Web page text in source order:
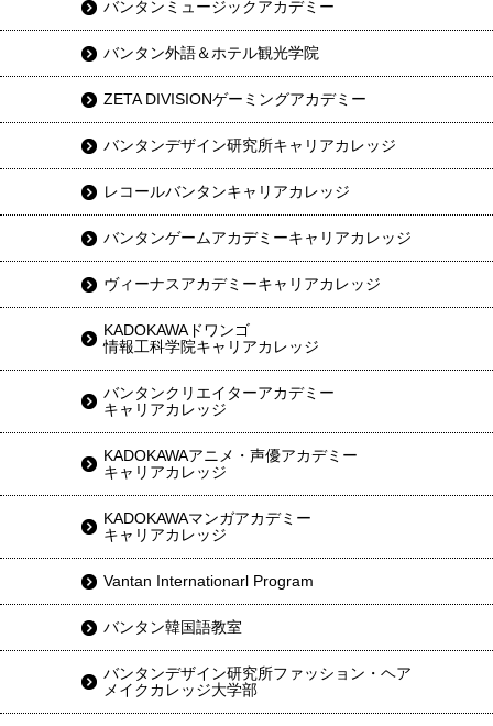
バンタンミュージックアカデミー
バンタン外語＆ホテル観光学院
ZETA DIVISIONゲーミングアカデミー
バンタンデザイン研究所キャリアカレッジ
レコールバンタンキャリアカレッジ
バンタンゲームアカデミーキャリアカレッジ
ヴィーナスアカデミーキャリアカレッジ
KADOKAWAドワンゴ
情報工科学院キャリアカレッジ
バンタンクリエイターアカデミー
キャリアカレッジ
KADOKAWAアニメ・声優アカデミー
キャリアカレッジ
KADOKAWAマンガアカデミー
キャリアカレッジ
Vantan Internationarl Program
バンタン韓国語教室
バンタンデザイン研究所ファッション・ヘア
メイクカレッジ大学部